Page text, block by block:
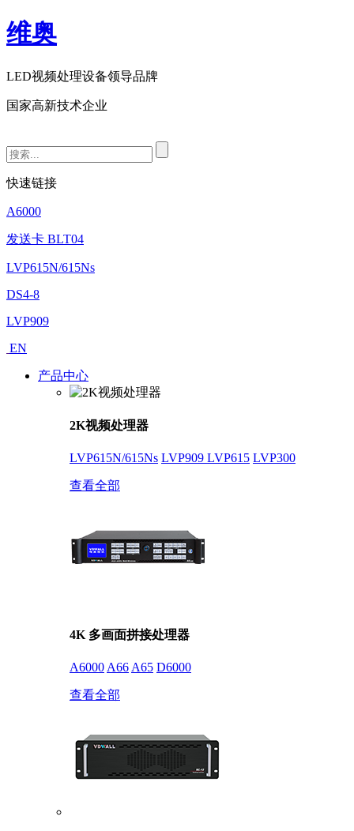
维奥
LED视频处理设备领导品牌
国家高新技术企业
快速链接
A6000
发送卡 BLT04
LVP615N/615Ns
DS4-8
LVP909
EN
产品中心
2K视频处理器
LVP615N/615Ns LVP909 LVP615 LVP300
查看全部
4K 多画面拼接处理器
A6000 A66 A65 D6000
查看全部